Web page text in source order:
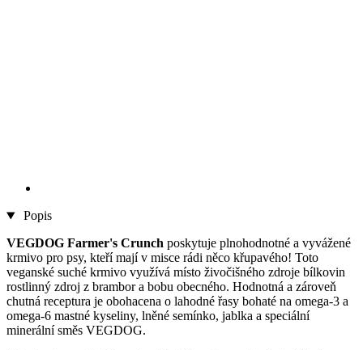
Popis
VEGDOG Farmer's Crunch poskytuje plnohodnotné a vyvážené
krmivo pro psy, kteří mají v misce rádi něco křupavého! Toto
veganské suché krmivo využívá místo živočišného zdroje bílkovin
rostlinný zdroj z brambor a bobu obecného. Hodnotná a zároveň
chutná receptura je obohacena o lahodné řasy bohaté na omega-3 a
omega-6 mastné kyseliny, lněné semínko, jablka a speciální
minerální směs VEGDOG.